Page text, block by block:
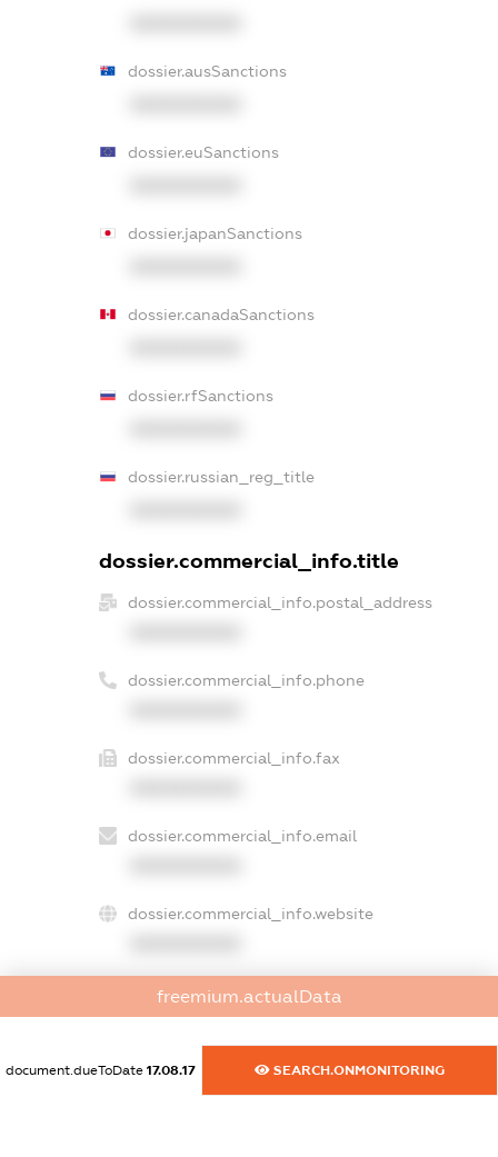
dossier.ausSanctions
dossier.euSanctions
dossier.japanSanctions
dossier.canadaSanctions
dossier.rfSanctions
dossier.russian_reg_title
dossier.commercial_info.title
dossier.commercial_info.postal_address
dossier.commercial_info.phone
dossier.commercial_info.fax
dossier.commercial_info.email
dossier.commercial_info.website
dossier.commercial_info.activity
XXXXXXXXXX
freemium.actualData
document.dueToDate 17.08.17 SEARCH.ONMONITORING